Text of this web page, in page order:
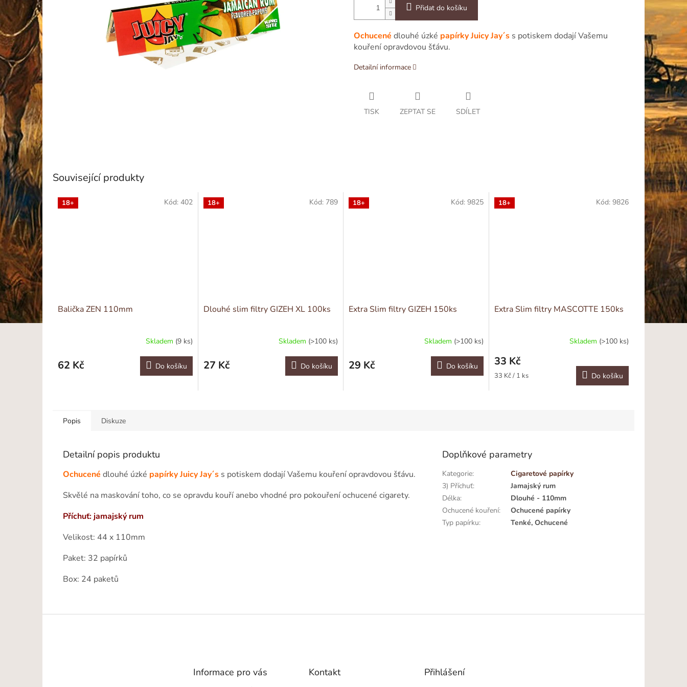
Přidat do košíku
Ochucené dlouhé úzké papírky Juicy Jay´s s potiskem dodají Vašemu
kouření opravdovou šťávu.
Detailní informace
TISK ZEPTAT SE SDÍLET
Související produkty
18+
Balička ZEN 110mm
Skladem (9 ks)
62 Kč Do košíku
Kód: 402 18+
Dlouhé slim filtry GIZEH XL 100ks
Skladem (>100 ks)
27 Kč Do košíku
Kód: 789 18+
Extra Slim filtry GIZEH 150ks
Skladem (>100 ks)
29 Kč Do košíku
Kód: 9825 18+
Extra Slim filtry MASCOTTE 150ks
Skladem (>100 ks)
33 Kč
Měrná
33 Kč / 1 ks Do košíku
Kód: 9826
Popis Diskuze
Detailní popis produktu
Ochucené dlouhé úzké papírky Juicy Jay´s s potiskem dodají Vašemu kouření opravdovou šťávu.
Skvělé na maskování toho, co se opravdu kouří anebo vhodné pro pokouření ochucené cigarety.
Příchuť: jamajský rum
Velikost: 44 x 110mm
Paket: 32 papírků
Box: 24 paketů
Doplňkové parametry
Kategorie:
Cigaretové papírky
3) Příchuť:
Jamajský rum
Délka:
Dlouhé - 110mm
Ochucené kouření:
Ochucené papírky
Typ papírku: Tenké, Ochucené
Informace pro vás Kontakt Přihlášení